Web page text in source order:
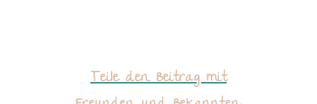
Teile den Beitrag mit